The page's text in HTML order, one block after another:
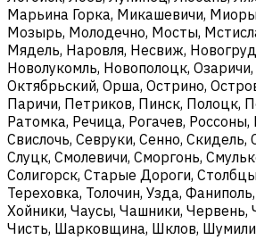
Марьина Горка, Микашевичи,
Мозырь, Молодечно, Мосты,
Мядель, Наровля, Несвиж,
Новолукомль, Новополоцк,
Октябрьский, Орша, Острино,
Паричи, Петриков, Пинск, Полоцк,
Ратомка, Речица, Рогачев, Россоны,
Свислочь, Севруки, Сенно, Скидель,
Слуцк, Смолевичи, Сморгонь,
Солигорск, Старые Дороги,
Тереховка, Толочин, Узда,
Хойники, Чаусы, Чашники, Червень,
Чисть, Шарковщина, Шклов,